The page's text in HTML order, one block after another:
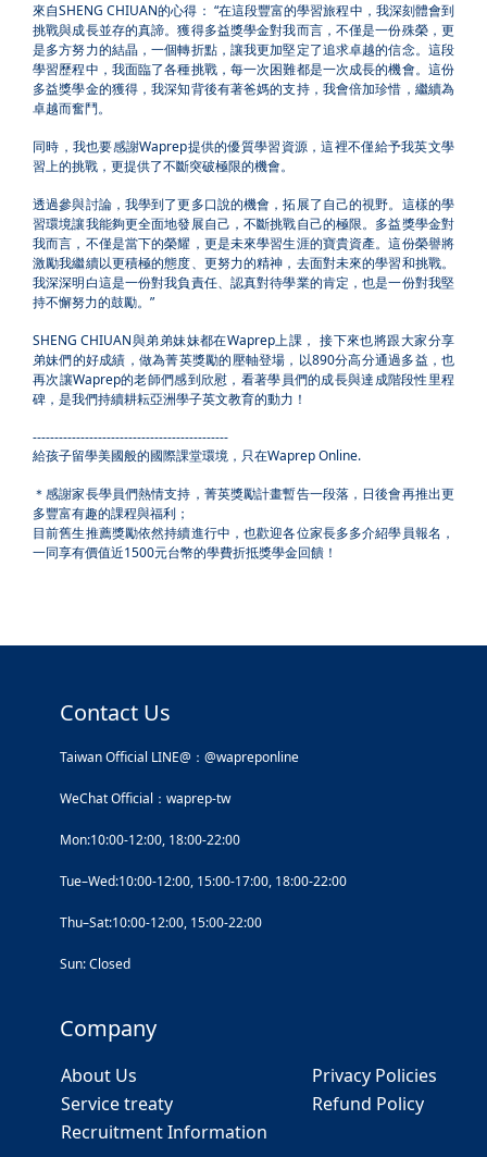
來自SHENG CHIUAN的心得： “在這段豐富的學習旅程中，我深刻體會到
挑戰與成長並存的真諦。獲得多益獎學金對我而言，不僅是一份殊榮，更
是多方努力的結晶，一個轉折點，讓我更加堅定了追求卓越的信念。這段
學習歷程中，我面臨了各種挑戰，每一次困難都是一次成長的機會。這份
多益獎學金的獲得，我深知背後有著爸媽的支持，我會倍加珍惜，繼續為
卓越而奮鬥。
同時，我也要感謝Waprep提供的優質學習資源，這裡不僅給予我英文學
習上的挑戰，更提供了不斷突破極限的機會。
透過參與討論，我學到了更多口說的機會，拓展了自己的視野。這樣的學
習環境讓我能夠更全面地發展自己，不斷挑戰自己的極限。多益獎學金對
我而言，不僅是當下的榮耀，更是未來學習生涯的寶貴資產。這份榮譽將
激勵我繼續以更積極的態度、更努力的精神，去面對未來的學習和挑戰。
我深深明白這是一份對我負責任、認真對待學業的肯定，也是一份對我堅
持不懈努力的鼓勵。 ”
SHENG CHIUAN與弟弟妹妹都在Waprep上課， 接下來也將跟大家分享
弟妹們的好成績，做為菁英獎勵的壓軸登場，以890分高分通過多益，也
再次讓Waprep的老師們感到欣慰，看著學員們的成長與達成階段性里程
碑，是我們持續耕耘亞洲學子英文教育的動力！
---------------------------------------------
給孩子留學美國般的國際課堂環境，只在Waprep Online.
＊感謝家長學員們熱情支持，菁英獎勵計畫暫告一段落，日後會再推出更
多豐富有趣的課程與福利；
目前舊生推薦獎勵依然持續進行中，也歡迎各位家長多多介紹學員報名，
一同享有價值近1500元台幣的學費折抵獎學金回饋！
Contact Us
Taiwan Official LINE@：@wapreponline
WeChat Official：waprep-tw
Mon:10:00-12:00, 18:00-22:00
Tue–Wed:10:00-12:00, 15:00-17:00, 18:00-22:00
Thu–Sat:10:00-12:00, 15:00-22:00
Sun: Closed
Company
About Us
Privacy Policies
Service treaty
Refund Policy
Recruitment Information